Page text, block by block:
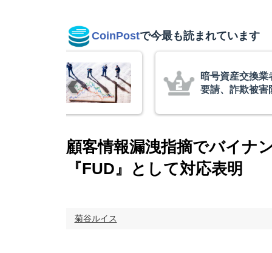
CoinPostで今最も読まれています
暗号資産交換
要請、詐欺被
顧客情報漏洩指摘でバイナ
『FUD』として対応表明
菊谷ルイス